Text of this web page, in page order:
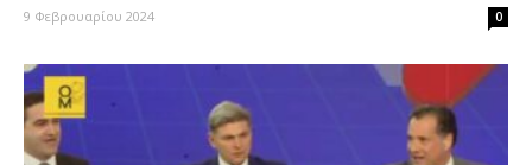
9 Φεβρουαρίου 2024 0